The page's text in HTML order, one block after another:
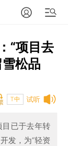
“项目去
松品
试听
T中
已于去年转
发，为“轻资